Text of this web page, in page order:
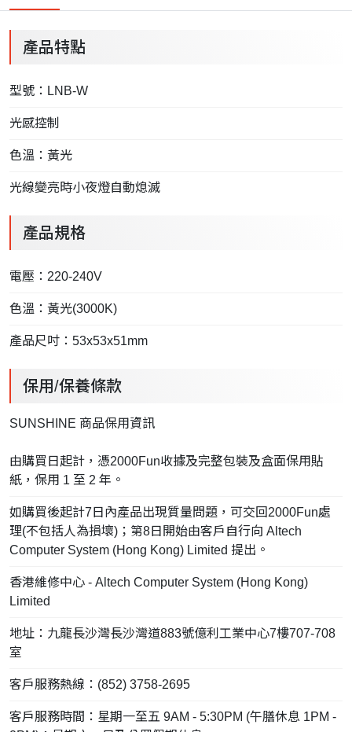
產品特點
型號：LNB-W
光感控制
色溫：黃光
光線變亮時小夜燈自動熄滅
產品規格
電壓：220-240V
色溫：黃光(3000K)
產品尺吋：53x53x51mm
保用/保養條款
SUNSHINE 商品保用資訊
由購買日起計，憑2000Fun收據及完整包裝及盒面保用貼
紙，保用 1 至 2 年。
如購買後起計7日內產品出現質量問題，可交回2000Fun處
理(不包括人為損壞)；第8日開始由客戶自行向 Altech
Computer System (Hong Kong) Limited 提出。
香港維修中心 - Altech Computer System (Hong Kong)
Limited
地址：九龍長沙灣長沙灣道883號億利工業中心7樓707-708
室
客戶服務熱線：(852) 3758-2695
客戶服務時間：星期一至五 9AM - 5:30PM (午膳休息 1PM -